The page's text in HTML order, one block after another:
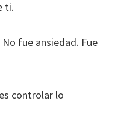
ti.
fue ansiedad. Fue
controlar lo